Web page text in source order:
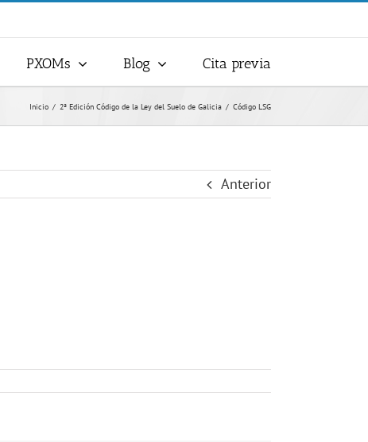
PXOMs Blog Cita previa
Inicio 2ª Edición Código de la Ley del Suelo de Galicia Código LSG
Anterior